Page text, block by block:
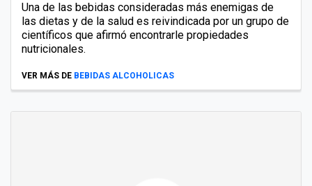
Una de las bebidas consideradas más enemigas de
las dietas y de la salud es reivindicada por un grupo de
científicos que afirmó encontrarle propiedades
nutricionales.
VER MÁS DE BEBIDAS ALCOHOLICAS